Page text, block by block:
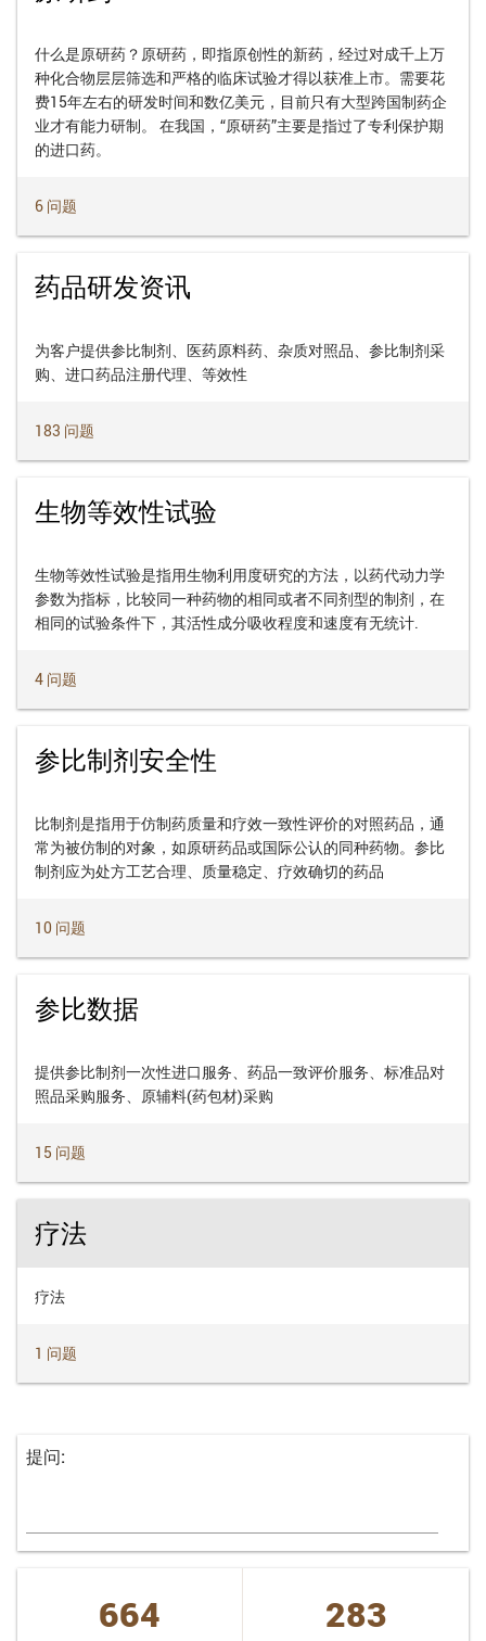
6 问题
什么是原研药？原研药，即指原创性的新药，经过对成千上万
种化合物层层筛选和严格的临床试验才得以获准上市。需要花
费15年左右的研发时间和数亿美元，目前只有大型跨国制药企
业才有能力研制。 在我国，“原研药”主要是指过了专利保护期
的进口药。
药品研发资讯
183 问题
为客户提供参比制剂、医药原料药、杂质对照品、参比制剂采
购、进口药品注册代理、等效性
生物等效性试验
4 问题
生物等效性试验是指用生物利用度研究的方法，以药代动力学
参数为指标，比较同一种药物的相同或者不同剂型的制剂，在
相同的试验条件下，其活性成分吸收程度和速度有无统计.
参比制剂安全性
10 问题
比制剂是指用于仿制药质量和疗效一致性评价的对照药品，通
常为被仿制的对象，如原研药品或国际公认的同种药物。参比
制剂应为处方工艺合理、质量稳定、疗效确切的药品
参比数据
15 问题
提供参比制剂一次性进口服务、药品一致评价服务、标准品对
照品采购服务、原辅料(药包材)采购
疗法
1 问题
疗法
提问:
664 283